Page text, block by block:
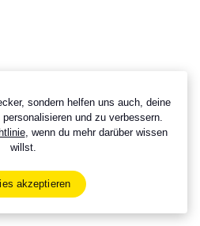
sondern helfen uns auch, deine
und zu verbessern.
, wenn du mehr darüber wissen
willst.
akzeptieren